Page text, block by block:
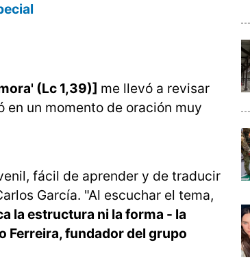
(Lc 1,39)] me llevó a revisar
un momento de oración muy
fácil de aprender y de traducir
García. "Al escuchar el tema,
la estructura ni la forma - la
Ferreira, fundador del grupo